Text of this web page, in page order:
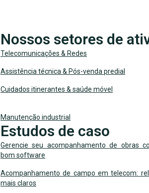
Nossos setores de
Telecomunicações & Redes
Assistência técnica & Pós-venda predial
Cuidados itinerantes & saúde móvel
Manutenção industrial
Estudos de caso
Gerencie seu acompanhamento de obras
bom software
Acompanhamento de campo em telecom:
mais claros